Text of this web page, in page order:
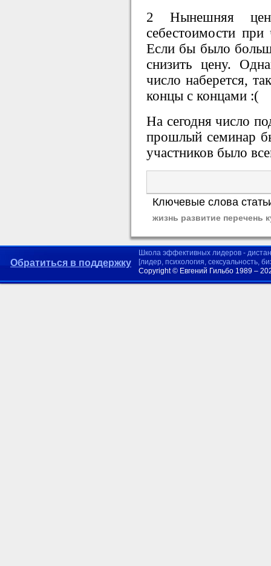
2 Нынешняя
себестоимости при
Если бы было
снизить цену.
число наберется,
концы с концами :(
На сегодня число
прошлый семинар
участников было
Ключевые слова
жизнь развитие перечень
Обратиться в поддержку
Школа эффективных лидеров -
[лидер, психология, сексуальность,
Copyright © Евгений Гильбо 1989 –